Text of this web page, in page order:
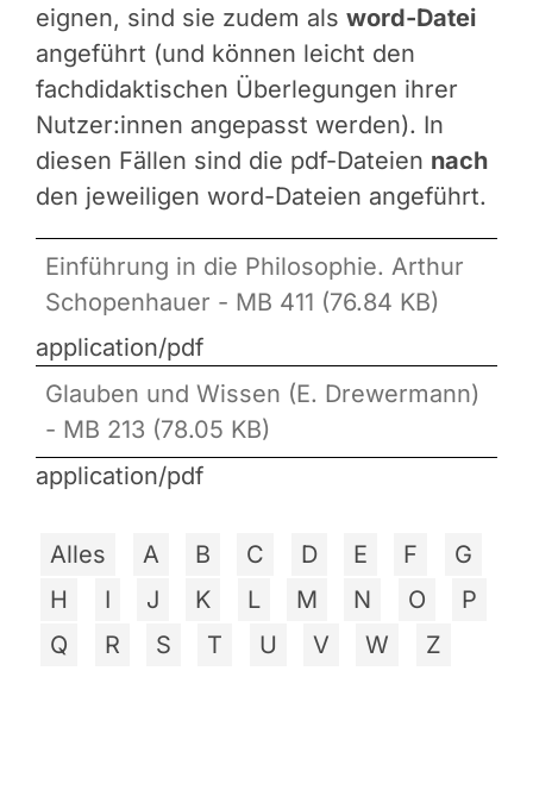
eignen, sind sie zudem als word-Datei
angeführt (und können leicht den
fachdidaktischen Überlegungen ihrer
Nutzer:innen angepasst werden). In
diesen Fällen sind die pdf-Dateien nach
den jeweiligen word-Dateien angeführt.
Einführung in die Philosophie. Arthur
Schopenhauer - MB 411 (76.84 KB)
application/pdf
Glauben und Wissen (E. Drewermann)
- MB 213 (78.05 KB)
application/pdf
Alles A B C D E F
G
H
I J K L M N O
P
Q
R S T U V W Z